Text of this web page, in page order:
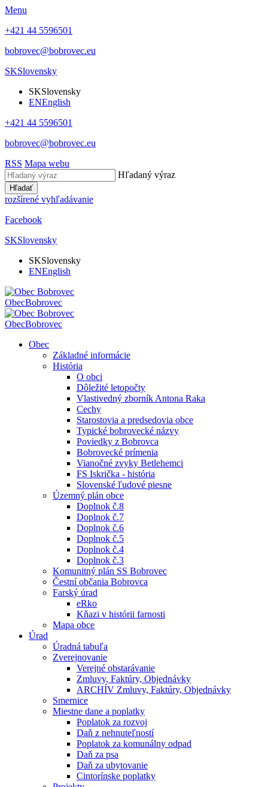
Menu
+421 44 5596501
bobrovec@bobrovec.eu
SKSlovensky
SKSlovensky
ENEnglish
+421 44 5596501
bobrovec@bobrovec.eu
RSS Mapa webu
Hľadaný výraz
Hľadať
rozšírené vyhľadávanie
Facebook
SKSlovensky
SKSlovensky
ENEnglish
ObecBobrovec
ObecBobrovec
Obec
Základné informácie
História
O obci
Dôležité letopočty
Vlastivedný zborník Antona Raka
Cechy
Starostovia a predsedovia obce
Typické bobrovecké názvy
Poviedky z Bobrovca
Bobrovecké prímenia
Vianočné zvyky Betlehemci
FS Iskrička - história
Slovenské ľudové piesne
Územný plán obce
Doplnok č.8
Doplnok č.7
Doplnok č.6
Doplnok č.5
Doplnok č.4
Doplnok č.3
Komunitný plán SS Bobrovec
Čestní občania Bobrovca
Farský úrad
eRko
Kňazi v histórii farnosti
Mapa obce
Úrad
Úradná tabuľa
Zverejnovanie
Verejné obstarávanie
Zmluvy, Faktúry, Objednávky
ARCHÍV Zmluvy, Faktúry, Objednávky
Smernice
Miestne dane a poplatky
Poplatok za rozvoj
Daň z nehnuteľností
Poplatok za komunálny odpad
Daň za psa
Daň za ubytovanie
Cintorínske poplatky